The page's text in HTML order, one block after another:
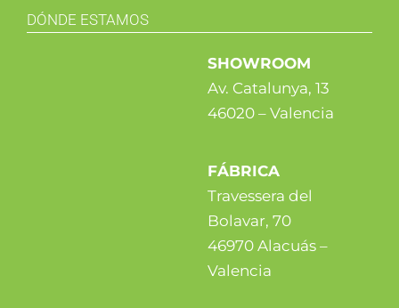
DÓNDE ESTAMOS
SHOWROOM
Av. Catalunya, 13
46020 – Valencia
FÁBRICA
Travessera del
Bolavar, 70
46970 Alacuás –
Valencia